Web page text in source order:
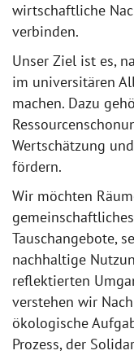
wirtschaftliche
verbinden.
Unser Ziel ist es,
im universitären
machen. Dazu
Wertschätzung
fördern.
Wir möchten
Tauschangebote,
nachhaltige
reflektierten
verstehen wir
ökologische
Prozess, der